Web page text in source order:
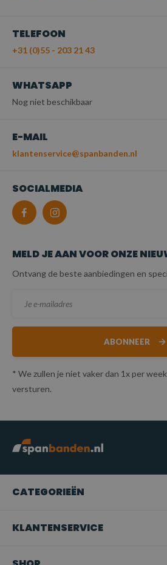
TELEFOON
+31 (0)55 - 203 21 43
WHATSAPP
Nog niet beschikbaar
E-MAIL
klantenservice@spanbanden.nl
SOCIALMEDIA
MELD JE AAN VOOR ONZE
Ontvang de beste aanbiedingen en
ABONNEER
* We zullen je niet vaker dan 1x per
versturen.
CATEGORIEËN
KLANTENSERVICE